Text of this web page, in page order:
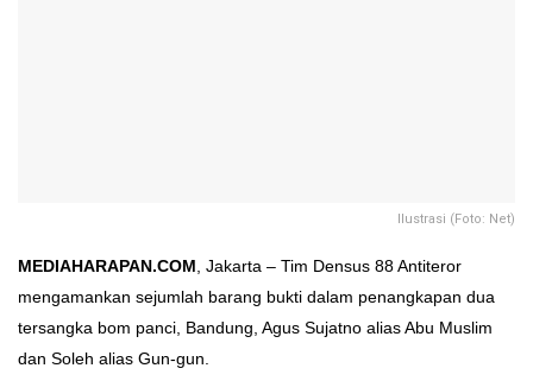
Ilustrasi (Foto: Net)
MEDIAHARAPAN.COM , Jakarta – Tim Densus 88 Antiteror
mengamankan sejumlah barang bukti dalam penangkapan dua
tersangka bom panci, Bandung, Agus Sujatno alias Abu Muslim
dan Soleh alias Gun-gun.